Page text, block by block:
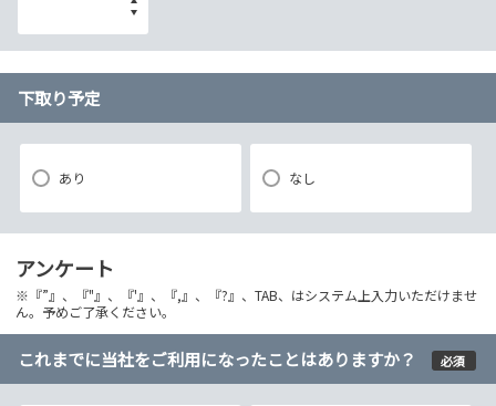
下取り予定
あり なし
アンケート
※『”』、『"』、『'』、『,』、『?』、TAB、はシステム上入力いただけませ
ん。予めご了承ください。
これまでに当社をご利用になったことはありますか？ 必須